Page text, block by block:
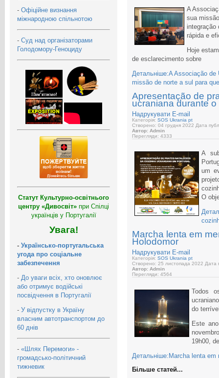
- Офіційне визнання
міжнародною спільнотою
- Суд над організаторами
Голодомору-Геноциду
Статут Культурно-освітнього
центру «Дивосвіт» при Спілці
українців у Португалії
Увага!
- Українсько-португальська
угода про соціальне
забезпечення
- До уваги всіх, хто оновлює
або отримує водійські
посвідчення в Португалії
- У відпустку в Україну
власним автотранспортом до
60 днів
- «Шлях Перемоги» -
громадсько-політичний
тижневик
A
sua
integração
rápida e
Hoje
de esclarecimento sobre
Детальніше:A Associação
missão de norte a sul para
Apresentação de
ucraniana durante
Надрукувати E-mail
Категорія: SOS Ukrania pt
Створено: 04 грудня 2022 Дата
Автор: Admin
Перегляди: 4333
A
um
O
Marcha lenta em
Holodomor
Надрукувати E-mail
Категорія: SOS Ukrania pt
Створено: 25 листопада 2022 Дата
Автор: Admin
Перегляди: 4564
Todos
do
Este
19h00,
Детальніше:Marcha lenta
Більше статей...